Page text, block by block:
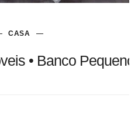
CASA
• Banco Pequeno